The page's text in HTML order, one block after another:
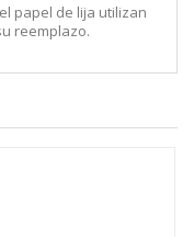
papel de lija utilizan
reemplazo.